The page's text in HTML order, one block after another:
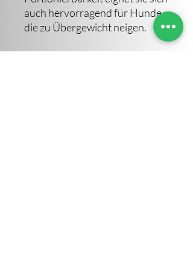
auch hervorragend für Hunde,
die zu Übergewicht neigen.